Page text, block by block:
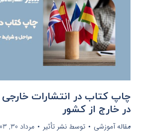
چاپ کتاب در انتشارات
در خارج از کشور
مقاله آموزشی توسط نشر تأثیر مرداد 30, 1403